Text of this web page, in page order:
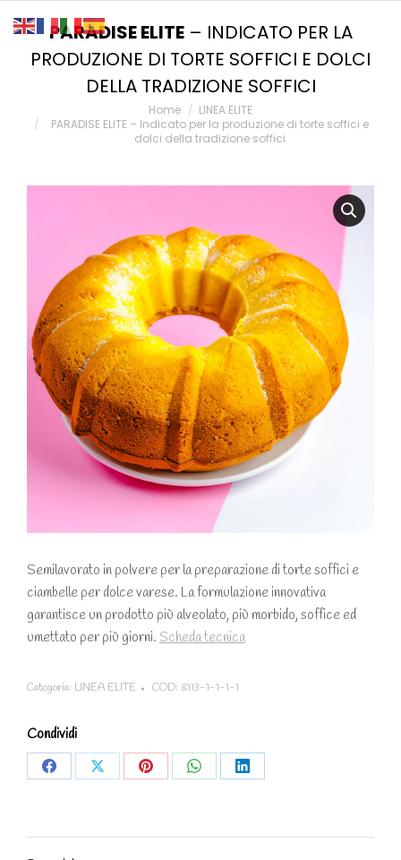
PARADISE ELITE– INDICATO PER LA
PRODUZIONE DI TORTE SOFFICI E DOLCI
DELLA TRADIZIONE SOFFICI
Home
LINEA ELITE
PARADISE ELITE – Indicato per la produzione di torte soffici e
dolci della tradizione soffici
Semilavorato in polvere per la preparazione di torte soffici e
ciambelle per dolce varese. La formulazione innovativa
garantisce un prodotto più alveolato, più morbido, soffice ed
umettato per più giorni. Scheda tecnica
Categoria: LINEA ELITE COD: 8113-1-1-1-1
Condividi
Share
Share
Share
Share
Share